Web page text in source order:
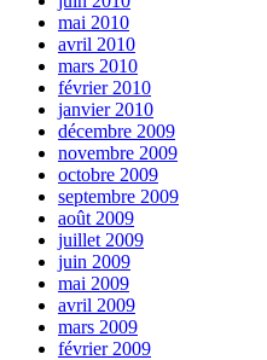
mai 2010
avril 2010
mars 2010
février 2010
janvier 2010
décembre 2009
novembre 2009
octobre 2009
septembre 2009
août 2009
juillet 2009
juin 2009
mai 2009
avril 2009
mars 2009
février 2009